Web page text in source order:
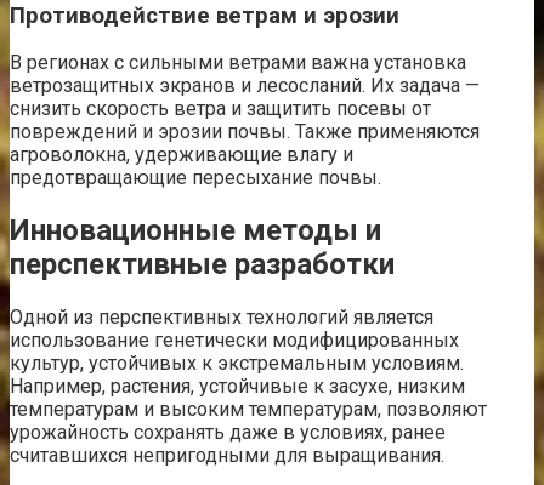
Противодействие ветрам и эрозии
В регионах с сильными ветрами важна установка
ветрозащитных экранов и лесосланий. Их задача —
снизить скорость ветра и защитить посевы от
повреждений и эрозии почвы. Также применяются
агроволокна, удерживающие влагу и
предотвращающие пересыхание почвы.
Инновационные методы и
перспективные разработки
Одной из перспективных технологий является
использование генетически модифицированных
культур, устойчивых к экстремальным условиям.
Например, растения, устойчивые к засухе, низким
температурам и высоким температурам, позволяют
урожайность сохранять даже в условиях, ранее
считавшихся непригодными для выращивания.